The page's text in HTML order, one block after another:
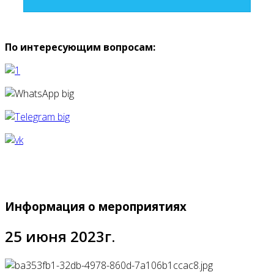
По интересующим вопросам:
Информация о мероприятиях
25 июня 2023г.